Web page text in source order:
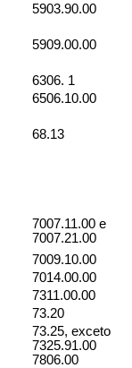
5903.90.00
5909.00.00
6306. 1
6506.10.00
68.13
7007.11.00 e
7007.21.00
7009.10.00
7014.00.00
7311.00.00
73.20
73.25, exceto
7325.91.00
7806.00